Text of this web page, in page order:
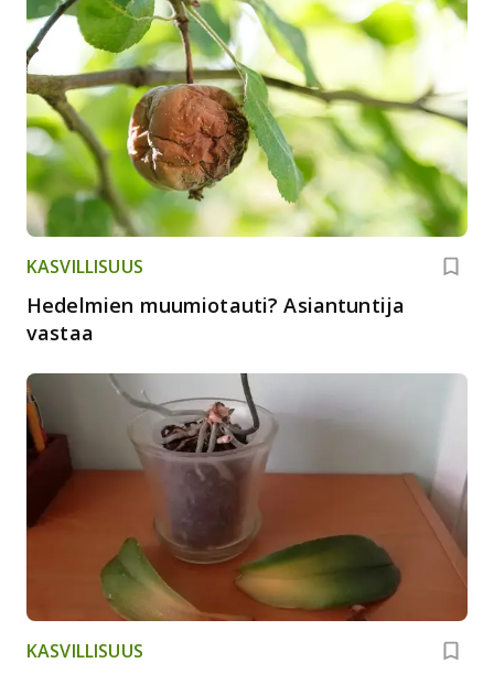
KASVILLISUUS
Hedelmien muumiotauti? Asiantuntija
vastaa
KASVILLISUUS